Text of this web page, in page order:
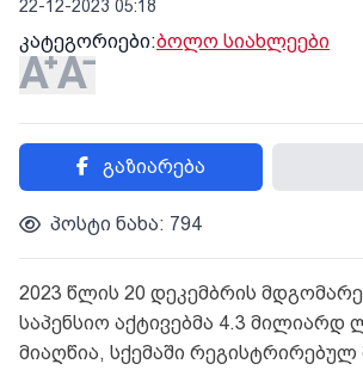
22-12-2023 05:18
კატეგორიები:ბოლო სიახლეები
გაზიარება
პოსტი ნახა: 794
2023 წლის 20 დეკემბრის
საპენსიო აქტივებმა 4.3 მილიარდ
მიაღწია, სქემაში